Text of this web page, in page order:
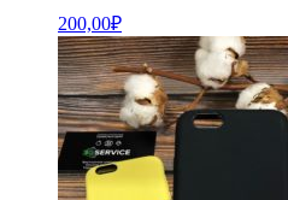
200,00₽